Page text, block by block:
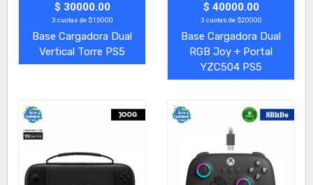
$ 30000.00
3 cuotas de $15000
Base Cargadora Dual
Vertical Torre PS5
$ 40000.00
3 cuotas de $20000
Base Cargadora Dual
RGB Joy + Portal
YZC504 PS5